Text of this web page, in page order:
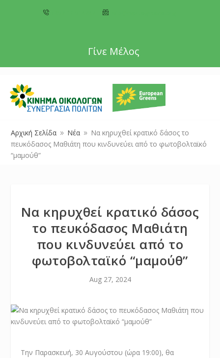
Γίνε Μέλος
Αρχική Σελίδα 9 Νέα 9
Να κηρυχθεί κρατικό δάσος το
πευκόδασος Μαθιάτη που κινδυνεύει από το φωτοβολταϊκό
“μαμούθ”
Να κηρυχθεί κρατικό δάσος
το πευκόδασος Μαθιάτη
που κινδυνεύει από το
φωτοβολταϊκό “μαμούθ”
Aug 27, 2024
Την Παρασκευή, 30 Αυγούστου (ώρα 19:00), θα